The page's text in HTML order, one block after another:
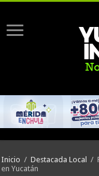
Inicio / Destacada Local /
en Yucatán